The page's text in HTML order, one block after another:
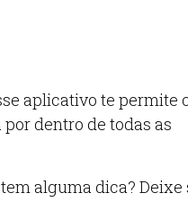
aplicativo te permite
dentro de todas as
alguma dica? Deixe